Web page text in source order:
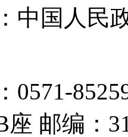
中国人民
0571-
座 邮编：